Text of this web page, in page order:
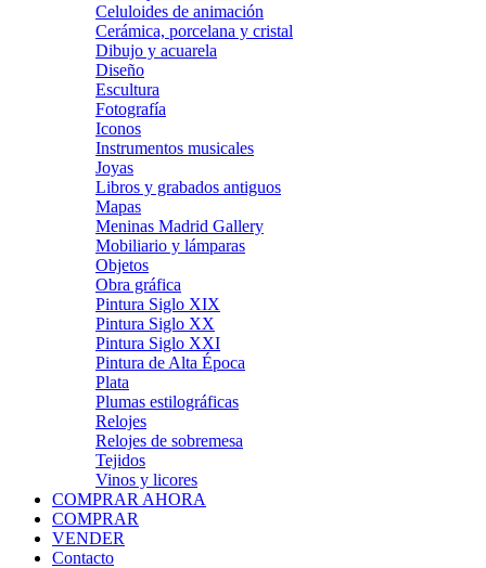
Celuloides de animación
Cerámica, porcelana y cristal
Dibujo y acuarela
Diseño
Escultura
Fotografía
Iconos
Instrumentos musicales
Joyas
Libros y grabados antiguos
Mapas
Meninas Madrid Gallery
Mobiliario y lámparas
Objetos
Obra gráfica
Pintura Siglo XIX
Pintura Siglo XX
Pintura Siglo XXI
Pintura de Alta Época
Plata
Plumas estilográficas
Relojes
Relojes de sobremesa
Tejidos
Vinos y licores
COMPRAR AHORA
COMPRAR
VENDER
Contacto